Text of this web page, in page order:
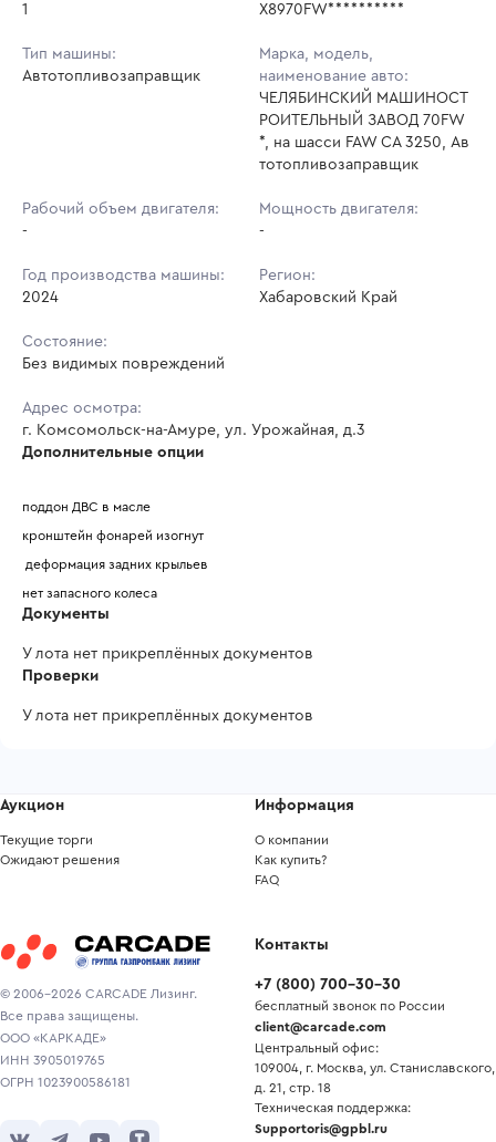
1
X8970FW**********
Тип машины:
Автотопливозаправщик
Марка, модель,
наименование авто:
ЧЕЛЯБИНСКИЙ МАШИНОСТ
РОИТЕЛЬНЫЙ ЗАВОД 70FW
*, на шасси FAW CA 3250, Ав
тотопливозаправщик
Рабочий объем двигателя:
-
Мощность двигателя:
-
Год производства машины:
2024
Регион:
Хабаровский Край
Состояние:
Без видимых повреждений
Адрес осмотра:
г. Комсомольск-на-Амуре, ул. Урожайная, д.3
Дополнительные опции
поддон ДВС в масле
кронштейн фонарей изогнут
деформация задних крыльев
нет запасного колеса
Документы
У лота нет прикреплённых документов
Проверки
У лота нет прикреплённых документов
© 2006-2026 CARCADE Лизинг.
Все права защищены.
ООО «КАРКАДЕ»
ИНН 3905019765
ОГРН 1023900586181
Аукцион
Текущие торги
Ожидают решения
Информация
О компании
Как купить?
FAQ
Контакты
+7 (800) 700-30-30
бесплатный звонок по России
client@carcade.com
Центральный офис:
109004, г. Москва, ул. Станиславского,
д. 21, стр. 18
Техническая поддержка:
Supportoris@gpbl.ru